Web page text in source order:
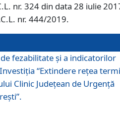
nr. 324 din data 28 iulie
nr. 444/2019.
fezabilitate și a indicatorilor
“Extindere rețea
Clinic Județean de Urgență